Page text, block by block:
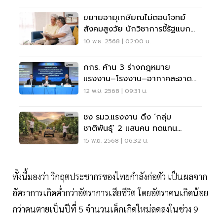
ขยายอายุเกษียณไม่ตอบโจทย์
สังคมสูงวัย นักวิชาการชี้รัฐแบก
ภาระเพิ่มขึ้น
10 พ.ย. 2568 | 02:00 น.
กกร. ค้าน 3 ร่างกฎหมาย
แรงงาน–โรงงาน–อากาศสะอาด
ทุบภาคธุรกิจอ่วม
12 พ.ย. 2568 | 09:31 น.
ชง รมว.แรงงาน ดึง ‘กลุ่ม
ชาติพันธุ์’ 2 แสนคน ทดแทน
แรงงานกัมพูชา
15 พ.ย. 2568 | 06:32 น.
ทั้งนี้มองว่า วิกฤตประชากรของไทยกำลังก่อตัว เป็นผลจาก
อัตราการเกิดต่ำกว่าอัตราการเสียชีวิต โดยอัตราคนเกิดน้อย
กว่าคนตายเป็นปีที่ 5 จำนวนเด็กเกิดใหม่ลดลงในช่วง 9